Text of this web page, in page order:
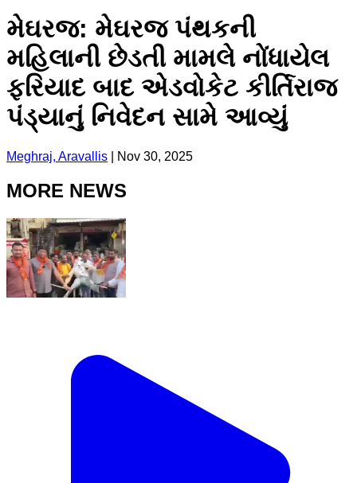
મેઘરજ: મેઘરજ પંથકની
મહિલાની છેડતી મામલે નોંધાયેલ
ફરિયાદ બાદ એડવોકેટ કીર્તિરાજ
પંડ્યાનું નિવેદન સામે આવ્યું
Meghraj, Aravallis Nov 30, 2025
MORE NEWS